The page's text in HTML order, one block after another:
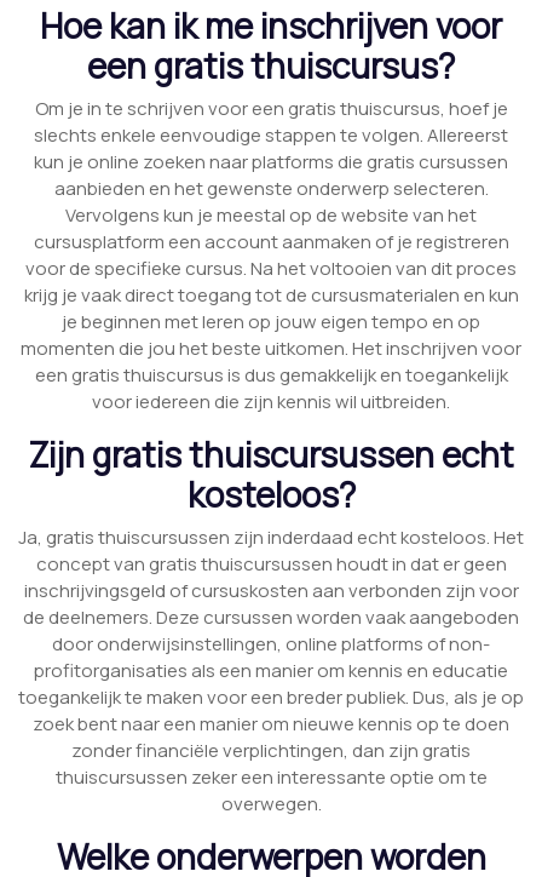
Hoe kan ik me inschrijven voor
een gratis thuiscursus?
Om je in te schrijven voor een gratis thuiscursus, hoef je
slechts enkele eenvoudige stappen te volgen. Allereerst
kun je online zoeken naar platforms die gratis cursussen
aanbieden en het gewenste onderwerp selecteren.
Vervolgens kun je meestal op de website van het
cursusplatform een account aanmaken of je registreren
voor de specifieke cursus. Na het voltooien van dit proces
krijg je vaak direct toegang tot de cursusmaterialen en kun
je beginnen met leren op jouw eigen tempo en op
momenten die jou het beste uitkomen. Het inschrijven voor
een gratis thuiscursus is dus gemakkelijk en toegankelijk
voor iedereen die zijn kennis wil uitbreiden.
Zijn gratis thuiscursussen echt
kosteloos?
Ja, gratis thuiscursussen zijn inderdaad echt kosteloos. Het
concept van gratis thuiscursussen houdt in dat er geen
inschrijvingsgeld of cursuskosten aan verbonden zijn voor
de deelnemers. Deze cursussen worden vaak aangeboden
door onderwijsinstellingen, online platforms of non-
profitorganisaties als een manier om kennis en educatie
toegankelijk te maken voor een breder publiek. Dus, als je op
zoek bent naar een manier om nieuwe kennis op te doen
zonder financiële verplichtingen, dan zijn gratis
thuiscursussen zeker een interessante optie om te
overwegen.
Welke onderwerpen worden